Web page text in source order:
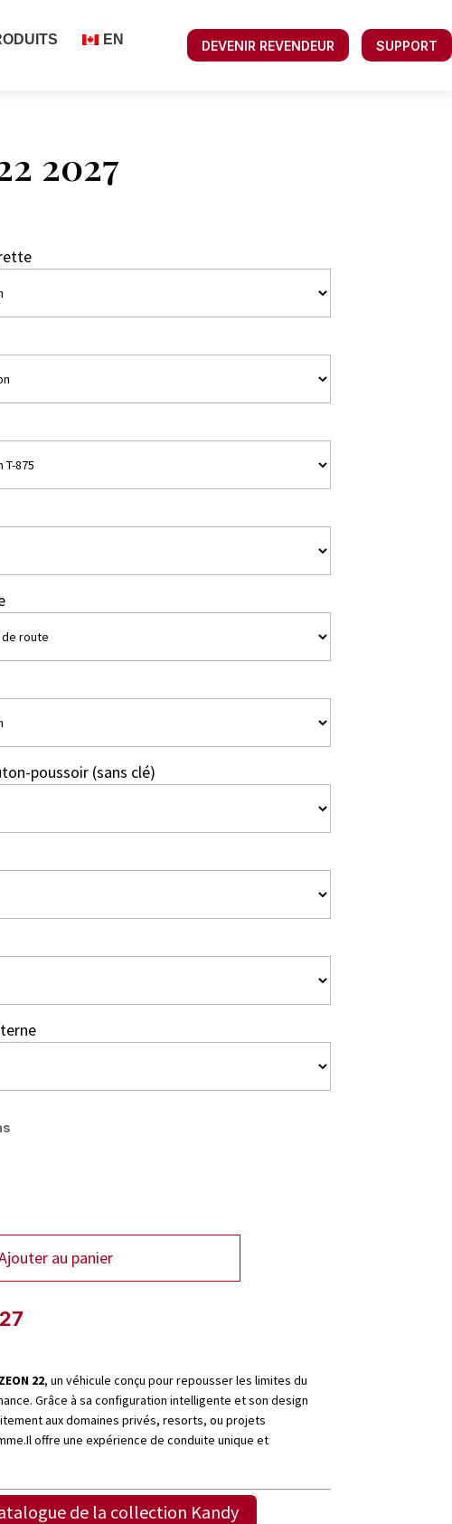
EN DEVENIR REVENDEUR SUPPORT
2027
poussoir (sans clé)
au panier
22, un véhicule conçu pour repousser les limites du
Grâce à sa configuration intelligente et son design
aux domaines privés, resorts, ou projets
offre une expérience de conduite unique et
de la collection Kandy